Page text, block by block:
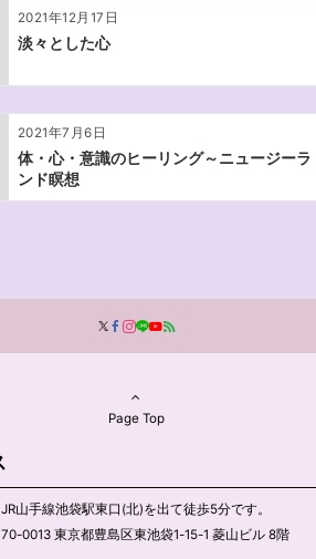
2021年12月17日
淡々とした心
2021年7月6日
体・心・意識のヒーリング～ニュージーラ
ンド瞑想
Page Top
JR山手線池袋駅東口(北)を出て徒歩5分です。
0013 東京都豊島区東池袋1-15-1 菱山ビル 8階